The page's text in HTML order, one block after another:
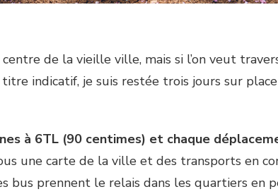
de la vieille ville, mais si l’on veut
indicatif, je suis restée trois jours sur place
à 6TL (90 centimes) et chaque
une carte de la ville et des transports en
bus prennent le relais dans les quartiers en